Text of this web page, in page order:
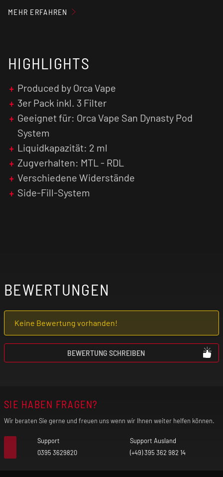
0,6 Ohm - Leistungsbereich: 18 - 23 Watt
MEHR ERFAHREN
HIGHLIGHTS
Produced by Orca Vape
3er Pack inkl. 3 Filter
Geeignet für: Orca Vape San Dynasty Pod
System
Liquidkapazität: 2 ml
Zugverhalten: MTL - RDL
Verschiedene Widerstände
Side-Fill-System
BEWERTUNGEN
Keine Bewertung vorhanden!
BEWERTUNG SCHREIBEN
SIE HABEN FRAGEN?
Wir beraten Sie gerne und freuen uns wenn wir Ihnen weiter helfen können.
Support
0395 3629820
Support Ausland
(+49) 395 362 982 14